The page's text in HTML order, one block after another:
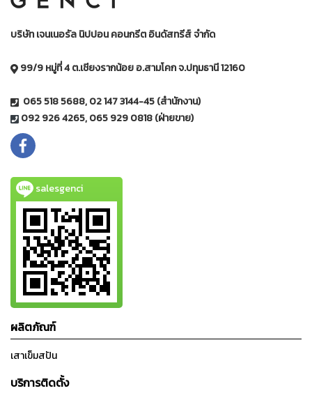
บริษัท เจนเนอรัล นิปปอน คอนกรีต อินดัสทรีส์ จำกัด
99/9 หมู่ที่ 4 ต.เชียงรากน้อย อ.สามโคก จ.ปทุมธานี 12160
065 518 5688, 02 147 3144-45 (สำนักงาน)
092 926 4265, 065 929 0818 (ฝ่ายขาย)
salesgenci
ผลิตภัณฑ์
เสาเข็มสปัน
บริการติดตั้ง